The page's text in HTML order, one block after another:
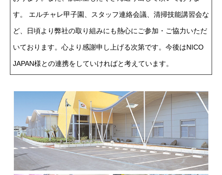
す。 エルチャレ甲子園、スタッフ連絡会議、清掃技能講習会な
ど、日頃より弊社の取り組みにも熱心にご参加・ご協力いただ
いております。心より感謝申し上げる次第です。今後はNICO
JAPAN様との連携をしていければと考えています。